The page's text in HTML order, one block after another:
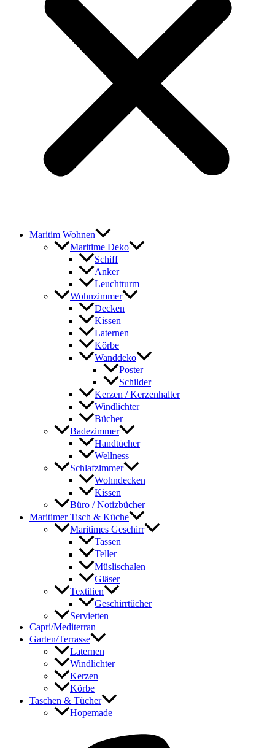
Maritim Wohnen
Maritime Deko
Schiff
Anker
Leuchtturm
Wohnzimmer
Decken
Kissen
Laternen
Körbe
Wanddeko
Poster
Schilder
Kerzen / Kerzenhalter
Windlichter
Bücher
Badezimmer
Handtücher
Wellness
Schlafzimmer
Wohndecken
Kissen
Büro / Notizbücher
Maritimer Tisch & Küche
Maritimes Geschirr
Tassen
Teller
Müslischalen
Gläser
Textilien
Geschirrtücher
Servietten
Capri/Mediterran
Garten/Terrasse
Laternen
Windlichter
Kerzen
Körbe
Taschen & Tücher
Hopemade